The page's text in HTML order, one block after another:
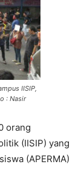
IISIP,
: Nasir
orang
(IISIP) yang
(APERMA)